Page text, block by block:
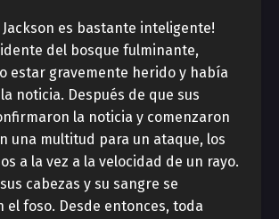
Jackson es bastante inteligente!
del bosque fulminante,
estar gravemente herido y había
noticia. Después de que sus
la noticia y comenzaron
una multitud para un ataque, los
a la vez a la velocidad de un rayo.
cabezas y su sangre se
el foso. Desde entonces, toda